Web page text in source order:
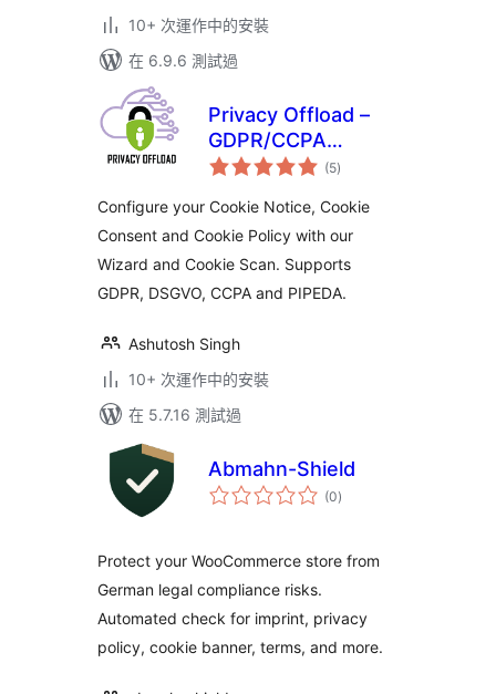
10+ 次運作中的安裝
在 6.9.6 測試過
Privacy Offload –
GDPR/CCPA
Manager
(5總
評)
Configure your Cookie Notice, Cookie
Consent and Cookie Policy with our
Wizard and Cookie Scan. Supports
GDPR, DSGVO, CCPA and PIPEDA.
Ashutosh Singh
10+ 次運作中的安裝
在 5.7.16 測試過
Abmahn-Shield
(0總
評)
Protect your WooCommerce store from
German legal compliance risks.
Automated check for imprint, privacy
policy, cookie banner, terms, and more.